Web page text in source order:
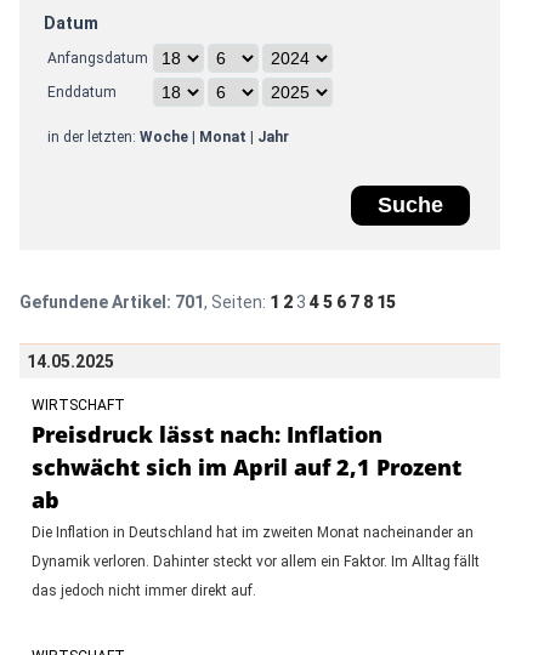
Datum
Anfangsdatum
Enddatum
in der letzten: Woche| Monat Jahr
Gefundene Artikel: 701, Seiten: 1 2 3 4 5 6 7 8 15
14.05.2025
WIRTSCHAFT
Preisdruck lässt nach: Inflation
schwächt sich im April auf 2,1 Prozent
ab
Die Inflation in Deutschland hat im zweiten Monat nacheinander an
Dynamik verloren. Dahinter steckt vor allem ein Faktor. Im Alltag fällt
das jedoch nicht immer direkt auf.